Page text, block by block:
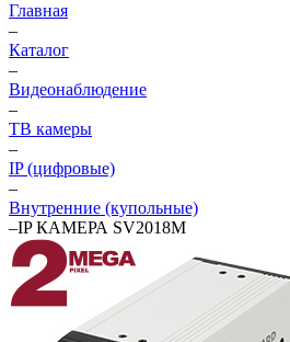
Главная
–
Каталог
–
Видеонаблюдение
–
ТВ камеры
–
IP (цифровые)
–
Внутренние (купольные)
–IP КАМЕРА SV2018M